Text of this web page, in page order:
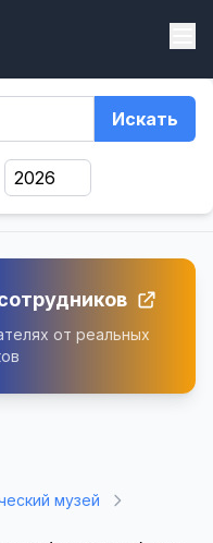
Искать
от реальных
музей